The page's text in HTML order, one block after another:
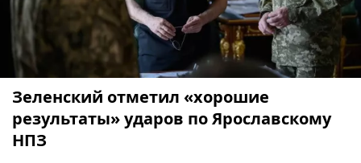
Зеленский отметил «хорошие
результаты» ударов по Ярославскому
НПЗ